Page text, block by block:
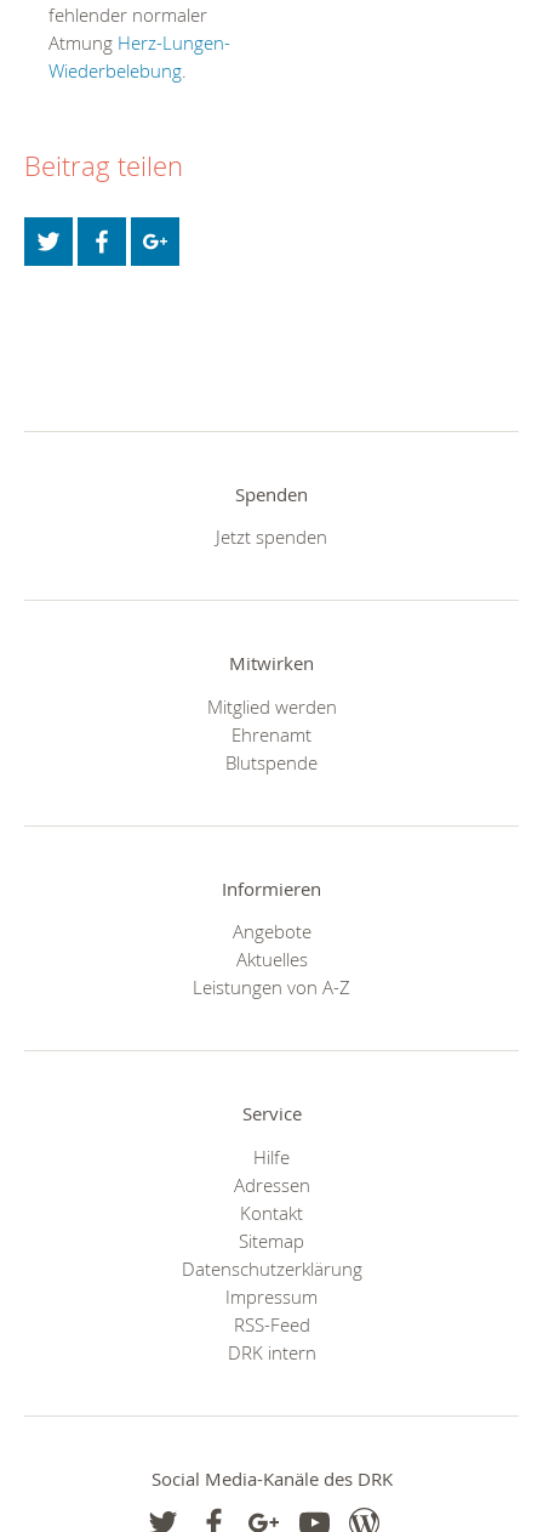
fehlender normaler
Atmung Herz-Lungen-
Wiederbelebung
Beitrag teilen
Spenden
Jetzt spenden
Mitwirken
Mitglied werden
Ehrenamt
Blutspende
Informieren
Angebote
Aktuelles
Leistungen von A-Z
Service
Hilfe
Adressen
Kontakt
Sitemap
Datenschutzerklärung
Impressum
RSS-Feed
DRK intern
Social Media-Kanäle des DRK